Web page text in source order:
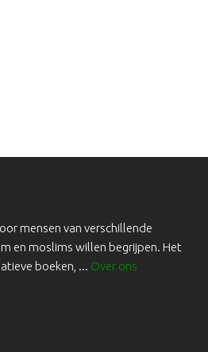
mensen van verschillende
en moslims willen begrijpen. Het
boeken, ... Over ons